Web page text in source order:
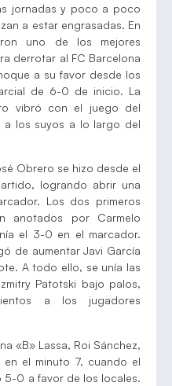
jornadas y poco a poco
a estar engrasadas. En
uno de los mejores
derrotar al FC Barcelona
a su favor desde los
de 6-0 de inicio. La
vibró con el juego del
los suyos a lo largo del
Obrero se hizo desde el
logrando abrir una
Los dos primeros
anotados por Carmelo
el 3-0 en el marcador.
de aumentar Javi García
A todo ello, se unía las
Patotski bajo palos,
a los jugadores
«B» Lassa, Roi Sánchez,
el minuto 7, cuando el
5-0 a favor de los locales.